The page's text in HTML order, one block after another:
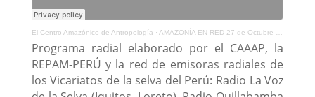
El Centro Amazónico de Antropología · AMAZONÍA EN RED 27 de Octubre de 2020
Programa radial elaborado por el CAAAP, la
REPAM-PERÚ y la red de emisoras radiales de
los Vicariatos de la selva del Perú: Radio La Voz